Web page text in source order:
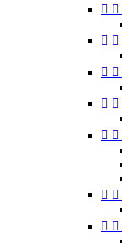
 
 
 
 
 
 
 